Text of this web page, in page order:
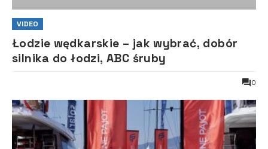
VIDEO
Łodzie wędkarskie – jak wybrać, dobór
silnika do łodzi, ABC śruby
0